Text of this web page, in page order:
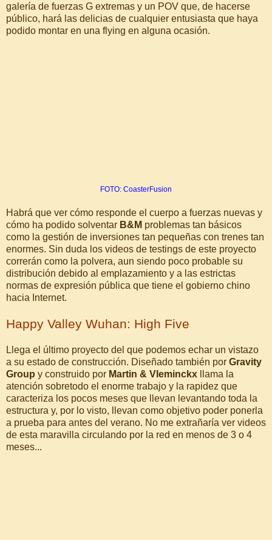
galería de fuerzas G extremas y un POV que, de hacerse
público, hará las delicias de cualquier entusiasta que haya
podido montar en una flying en alguna ocasión.
FOTO: CoasterFusion
Habrá que ver cómo responde el cuerpo a fuerzas nuevas y
cómo ha podido solventar B&M problemas tan básicos
como la gestión de inversiones tan pequeñas con trenes tan
enormes. Sin duda los videos de testings de este proyecto
correrán como la polvera, aun siendo poco probable su
distribución debido al emplazamiento y a las estrictas
normas de expresión pública que tiene el gobierno chino
hacia Internet.
Happy Valley Wuhan: High Five
Llega el último proyecto del que podemos echar un vistazo
a su estado de construcción. Diseñado también por Gravity
Group y construido por Martin & Vleminckx llama la
atención sobretodo el enorme trabajo y la rapidez que
caracteriza los pocos meses que llevan levantando toda la
estructura y, por lo visto, llevan como objetivo poder ponerla
a prueba para antes del verano. No me extrañaría ver videos
de esta maravilla circulando por la red en menos de 3 o 4
meses...